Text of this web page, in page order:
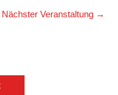
Nächster Veranstaltung →